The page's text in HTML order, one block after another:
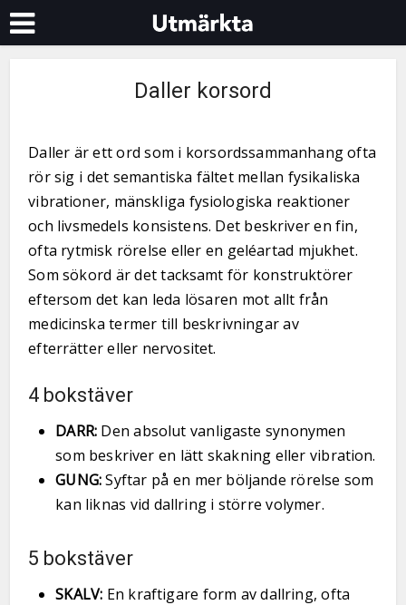
Daller korsord
Daller är ett ord som i korsordssammanhang ofta
rör sig i det semantiska fältet mellan fysikaliska
vibrationer, mänskliga fysiologiska reaktioner
och livsmedels konsistens. Det beskriver en fin,
ofta rytmisk rörelse eller en geléartad mjukhet.
Som sökord är det tacksamt för konstruktörer
eftersom det kan leda lösaren mot allt från
medicinska termer till beskrivningar av
efterrätter eller nervositet.
4 bokstäver
DARR: Den absolut vanligaste synonymen
som beskriver en lätt skakning eller vibration.
GUNG:Syftar på en mer böljande rörelse som
kan liknas vid dallring i större volymer.
5 bokstäver
SKALV: En kraftigare form av dallring, ofta